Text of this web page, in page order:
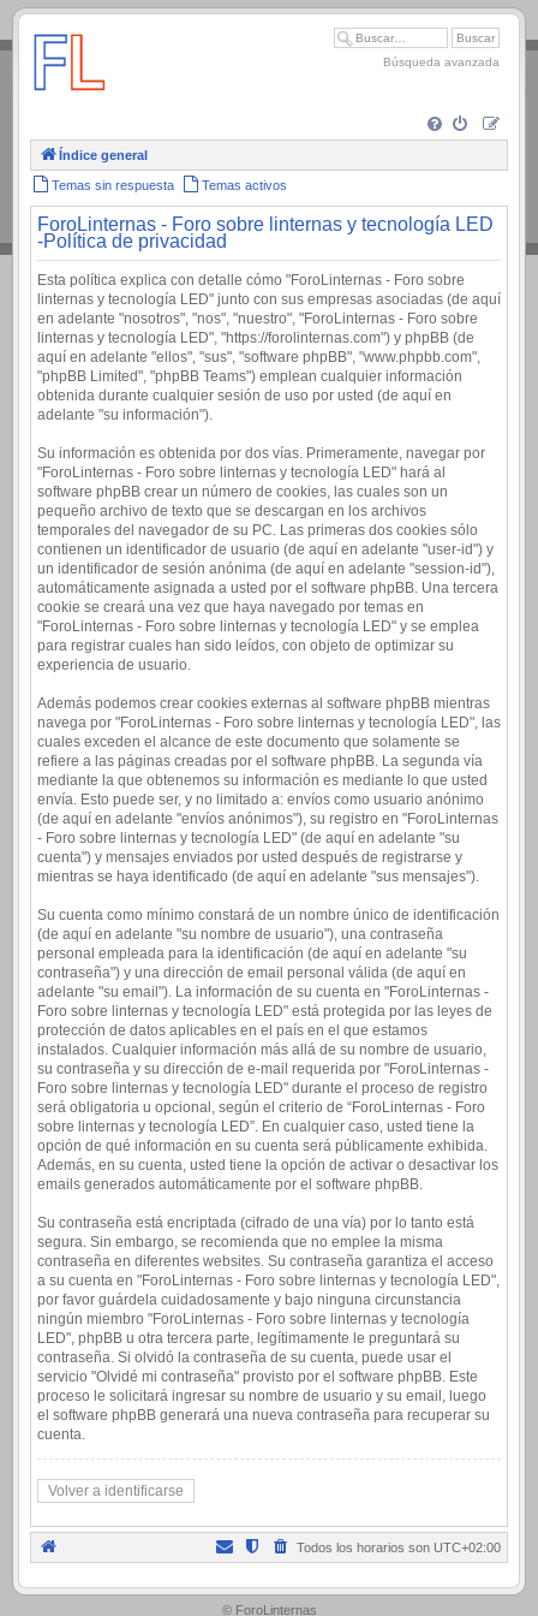
.
Búsqueda avanzada
Índice general
Temas sin respuesta Temas activos
ForoLinternas - Foro sobre linternas y tecnología LED
-Política de privacidad
Esta política explica con detalle cómo "ForoLinternas - Foro sobre
linternas y tecnología LED" junto con sus empresas asociadas (de aquí
en adelante "nosotros", "nos", "nuestro", "ForoLinternas - Foro sobre
linternas y tecnología LED", "https://forolinternas.com") y phpBB (de
aquí en adelante "ellos", "sus", "software phpBB", "www.phpbb.com",
"phpBB Limited", "phpBB Teams") emplean cualquier información
obtenida durante cualquier sesión de uso por usted (de aquí en
adelante "su información").
Su información es obtenida por dos vías. Primeramente, navegar por
"ForoLinternas - Foro sobre linternas y tecnología LED" hará al
software phpBB crear un número de cookies, las cuales son un
pequeño archivo de texto que se descargan en los archivos
temporales del navegador de su PC. Las primeras dos cookies sólo
contienen un identificador de usuario (de aquí en adelante "user-id") y
un identificador de sesión anónima (de aquí en adelante "session-id"),
automáticamente asignada a usted por el software phpBB. Una tercera
cookie se creará una vez que haya navegado por temas en
"ForoLinternas - Foro sobre linternas y tecnología LED" y se emplea
para registrar cuales han sido leídos, con objeto de optimizar su
experiencia de usuario.
Además podemos crear cookies externas al software phpBB mientras
navega por "ForoLinternas - Foro sobre linternas y tecnología LED", las
cuales exceden el alcance de este documento que solamente se
refiere a las páginas creadas por el software phpBB. La segunda vía
mediante la que obtenemos su información es mediante lo que usted
envía. Esto puede ser, y no limitado a: envíos como usuario anónimo
(de aquí en adelante "envíos anónimos"), su registro en "ForoLinternas
- Foro sobre linternas y tecnología LED" (de aquí en adelante "su
cuenta") y mensajes enviados por usted después de registrarse y
mientras se haya identificado (de aquí en adelante "sus mensajes").
Su cuenta como mínimo constará de un nombre único de identificación
(de aquí en adelante "su nombre de usuario"), una contraseña
personal empleada para la identificación (de aquí en adelante "su
contraseña") y una dirección de email personal válida (de aquí en
adelante "su email"). La información de su cuenta en "ForoLinternas -
Foro sobre linternas y tecnología LED" está protegida por las leyes de
protección de datos aplicables en el país en el que estamos
instalados. Cualquier información más allá de su nombre de usuario,
su contraseña y su dirección de e-mail requerida por "ForoLinternas -
Foro sobre linternas y tecnología LED" durante el proceso de registro
será obligatoria u opcional, según el criterio de “ForoLinternas - Foro
sobre linternas y tecnología LED”. En cualquier caso, usted tiene la
opción de qué información en su cuenta será públicamente exhibida.
Además, en su cuenta, usted tiene la opción de activar o desactivar los
emails generados automáticamente por el software phpBB.
Su contraseña está encriptada (cifrado de una vía) por lo tanto está
segura. Sin embargo, se recomienda que no emplee la misma
contraseña en diferentes websites. Su contraseña garantiza el acceso
a su cuenta en "ForoLinternas - Foro sobre linternas y tecnología LED",
por favor guárdela cuidadosamente y bajo ninguna circunstancia
ningún miembro "ForoLinternas - Foro sobre linternas y tecnología
LED", phpBB u otra tercera parte, legítimamente le preguntará su
contraseña. Si olvidó la contraseña de su cuenta, puede usar el
servicio "Olvidé mi contraseña" provisto por el software phpBB. Este
proceso le solicitará ingresar su nombre de usuario y su email, luego
el software phpBB generará una nueva contraseña para recuperar su
cuenta.
Volver a identificarse
Todos los horarios son UTC+02:00
.
© ForoLinternas